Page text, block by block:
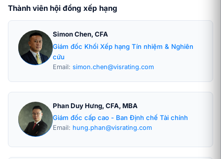
Thành viên hội đồng xếp hạng
Simon Chen, CFA
Giám đốc Khối Xếp hạng Tín nhiệm & Nghiên
cứu
Email: simon.chen@visrating.com
Phan Duy Hưng, CFA, MBA
Giám đốc cấp cao - Ban Định chế Tài chính
Email: hung.phan@visrating.com